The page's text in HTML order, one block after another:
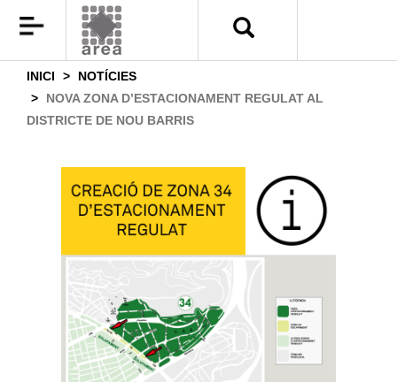
INICI
NOTÍCIES
NOVA ZONA D’ESTACIONAMENT REGULAT AL
DISTRICTE DE NOU BARRIS